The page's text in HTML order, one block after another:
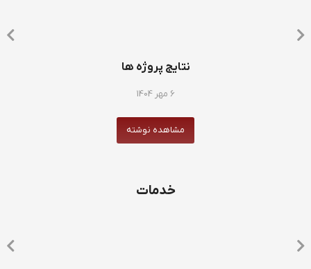
نتایج پروژه ها
6 مهر 1404
مشاهده نوشته
خدمات